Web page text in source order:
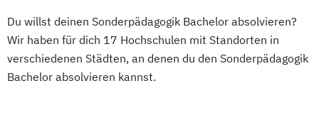
Du willst deinen Sonderpädagogik Bachelor absolvieren?
Wir haben für dich 17 Hochschulen mit Standorten in
verschiedenen Städten, an denen du den Sonderpädagogik
Bachelor absolvieren kannst.